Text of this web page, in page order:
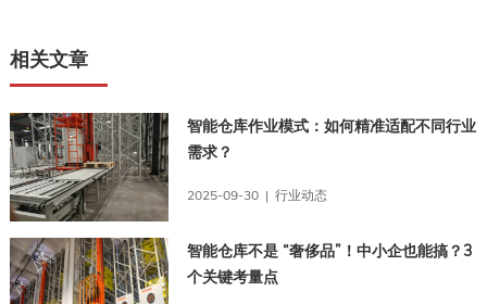
相关文章
智能仓库作业模式：如何精准适配不同行业
需求？
2025-09-30 | 行业动态
智能仓库不是 “奢侈品”！中小企也能搞？3
个关键考量点